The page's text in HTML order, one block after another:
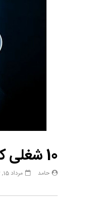
مصاحبه حسن
10 شغلی که هوش مصنوعی می تواند از انسان سلب کند
حامد مرداد 15, 1402